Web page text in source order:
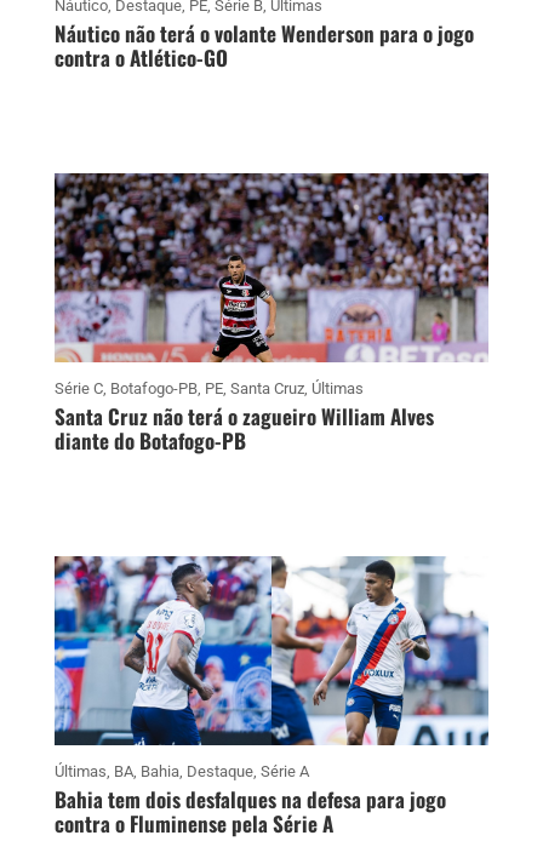
Náutico, Destaque, PE, Série B, Últimas
Náutico não terá o volante Wenderson para o jogo
contra o Atlético-GO
Série C, Botafogo-PB, PE, Santa Cruz, Últimas
Santa Cruz não terá o zagueiro William Alves
diante do Botafogo-PB
Últimas, BA, Bahia, Destaque, Série A
Bahia tem dois desfalques na defesa para jogo
contra o Fluminense pela Série A